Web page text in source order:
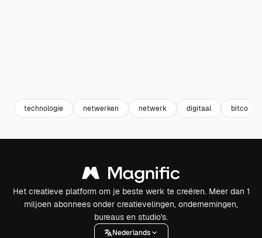
technologie netwerken netwerk digitaal bitcoin
Het creatieve platform om je beste werk te creëren. Meer dan 1
miljoen abonnees onder creatievelingen, ondernemingen,
bureaus en studio's.
Nederlands